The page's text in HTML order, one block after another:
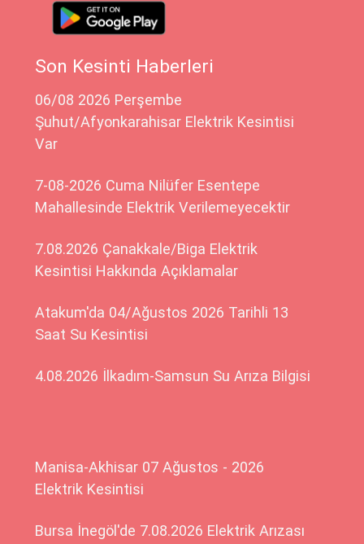
Son Kesinti Haberleri
06/08 2026 Perşembe
Şuhut/Afyonkarahisar Elektrik Kesintisi
Var
7-08-2026 Cuma Nilüfer Esentepe
Mahallesinde Elektrik Verilemeyecektir
7.08.2026 Çanakkale/Biga Elektrik
Kesintisi Hakkında Açıklamalar
Atakum'da 04/Ağustos 2026 Tarihli 13
Saat Su Kesintisi
4.08.2026 İlkadım-Samsun Su Arıza Bilgisi
Manisa-Akhisar 07 Ağustos - 2026
Elektrik Kesintisi
Bursa İnegöl'de 7.08.2026 Elektrik Arızası